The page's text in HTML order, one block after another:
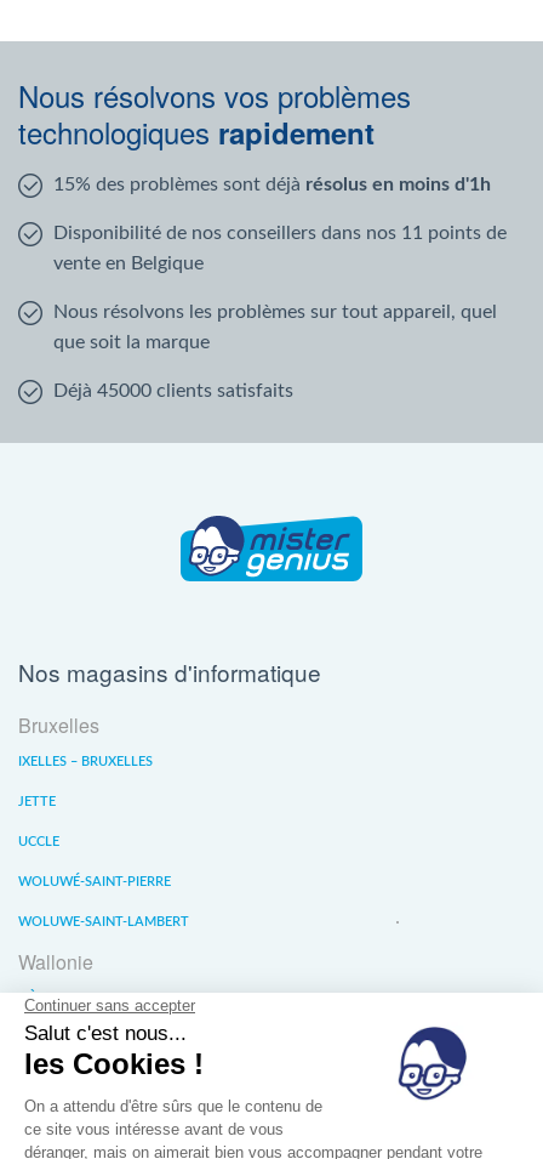
Nous résolvons vos problèmes
technologiques rapidement
15% des problèmes sont déjà résolus en moins d'1h
Disponibilité de nos conseillers dans nos 11 points de
vente en Belgique
Nous résolvons les problèmes sur tout appareil, quel
que soit la marque
Déjà 45000 clients satisfaits
Nos magasins d'informatique
Bruxelles
IXELLES – BRUXELLES
JETTE
UCCLE
WOLUWÉ-SAINT-PIERRE
WOLUWE-SAINT-LAMBERT
Wallonie
LIÈGE
WATERLOO
WAVRE